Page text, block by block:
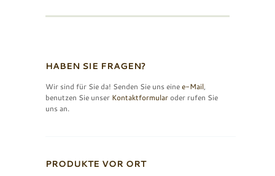
HABEN SIE FRAGEN?
Wir sind für Sie da! Senden Sie uns einee-Mail,
benutzen Sie unser Kontaktformularoder rufen Sie
uns an.
PRODUKTE VOR ORT